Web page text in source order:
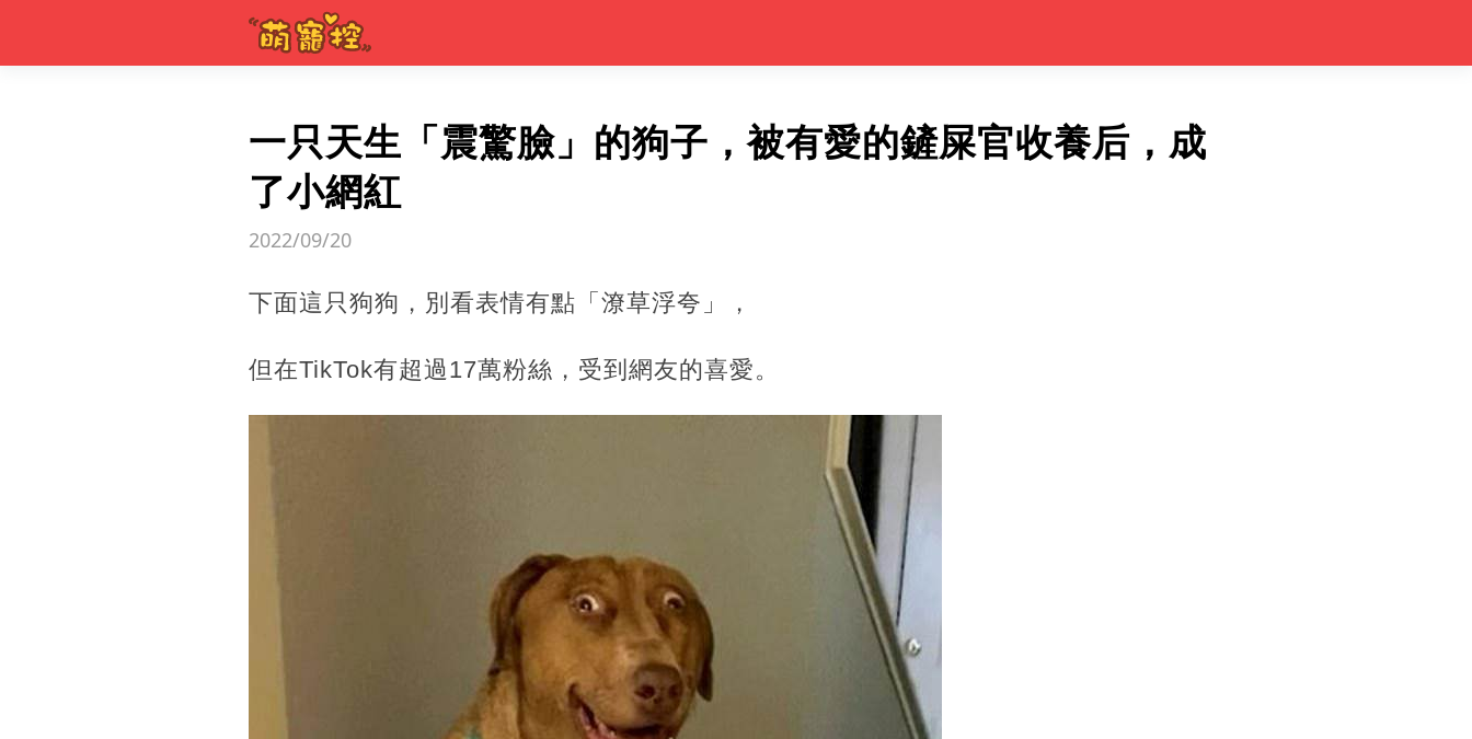
一只天生「震驚臉」的狗子，被有愛的鏟屎官收養后，成
了小網紅
2022/09/20
下面這只狗狗，別看表情有點「潦草浮夸」，
但在TikTok有超過17萬粉絲，受到網友的喜愛。